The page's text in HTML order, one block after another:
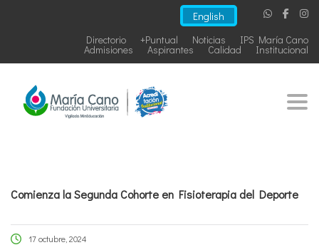
English
IPS María Cano
Noticias
+Puntual
Directorio
Institucional
Calidad
Aspirantes
Admisiones
Comienza la Segunda Cohorte en Fisioterapia del Deporte
17 octubre, 2024